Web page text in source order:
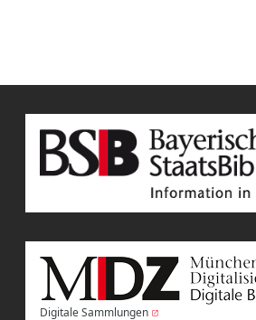
Digitale Sammlungen